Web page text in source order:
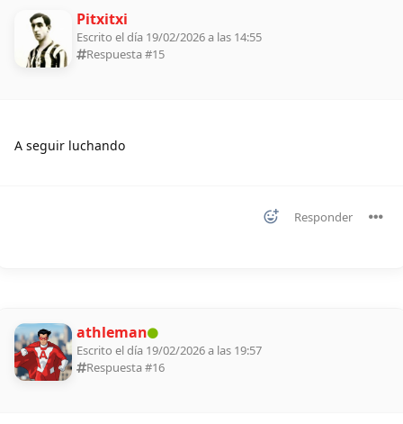
Pitxitxi
Escrito el día 19/02/2026 a las 14:55
Respuesta #15
A seguir luchando
Responder
athleman
Escrito el día 19/02/2026 a las 19:57
Respuesta #16